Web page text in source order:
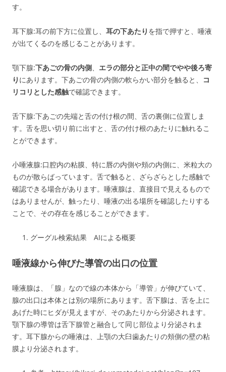
す。
耳下腺:耳の前下方に位置し、 耳の下あたり を指で押すと、唾液
が出てくるのを感じることがあります。
顎下腺:下あごの骨の内側、 エラの部分と正中の間でやや後ろ寄
り にあります。下あごの骨の内側の軟らかい部分を触ると、
コ
リコリとした感触で確認できます。
舌下腺:下あごの先端と舌の付け根の間、舌の裏側に位置しま
す。舌を思い切り前に出すと、舌の付け根のあたりに触れるこ
とができます。
小唾液腺:口腔内の粘膜、特に唇の内側や頬の内側に、米粒大の
ものが散らばっています。舌で触ると、ざらざらとした感触で
確認できる場合があります。唾液腺は、直接目で見えるもので
はありませんが、触ったり、唾液の出る場所を確認したりする
ことで、その存在を感じることができます。
グーグル検索結果 AIによる概要
唾液線から伸びた導管の出口の位置
唾液腺は、「腺」なので線の本体から「導管」が伸びていて、
腺の出口は本体とは別の場所にあります。舌下腺は、舌を上に
あげた時にヒダが見えますが、そのあたりから分泌されます。
顎下腺の導管は舌下腺管と融合して同じ部位より分泌されま
す。耳下腺からの唾液は、上顎の大臼歯あたりの頬側の壁の粘
膜より分泌されます。